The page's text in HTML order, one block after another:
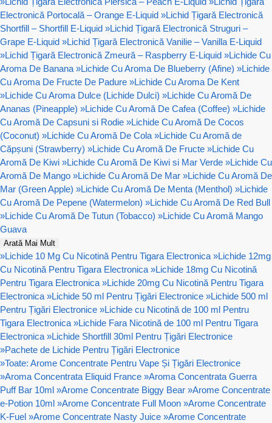
Electronică Portocală – Orange E-Liquid »Lichid Țigară Electronică
Shortfill – Shortfill E-Liquid »Lichid Țigară Electronică Struguri –
Grape E-Liquid »Lichid Țigară Electronică Vanilie – Vanilla E-Liquid
»Lichid Țigară Electronică Zmeură – Raspberry E-Liquid »Lichide Cu
Aroma De Banana »Lichide Cu Aroma De Blueberry (Afine) »Lichide
Cu Aroma De Fructe De Padure »Lichide Cu Aroma De Kent
»Lichide Cu Aroma Dulce (Lichide Dulci) »Lichide Cu Aromă De
Ananas (Pineapple) »Lichide Cu Aromă De Cafea (Coffee) »Lichide
Cu Aromă De Capsuni si Rodie »Lichide Cu Aromă De Cocos
(Coconut) »Lichide Cu Aromă De Cola »Lichide Cu Aromă de
Căpșuni (Strawberry) »Lichide Cu Aromă De Fructe »Lichide Cu
Aromă De Kiwi »Lichide Cu Aromă De Kiwi si Mar Verde »Lichide Cu
Aromă De Mango »Lichide Cu Aromă De Mar »Lichide Cu Aromă De
Mar (Green Apple) »Lichide Cu Aromă De Menta (Menthol) »Lichide
Cu Aromă De Pepene (Watermelon) »Lichide Cu Aromă De Red Bull
»Lichide Cu Aromă De Tutun (Tobacco) »Lichide Cu Aromă Mango
Guava
Arată Mai Mult
»Lichide 10 Mg Cu Nicotină Pentru Tigara Electronica »Lichide 12mg
Cu Nicotină Pentru Tigara Electronica »Lichide 18mg Cu Nicotină
Pentru Tigara Electronica »Lichide 20mg Cu Nicotină Pentru Tigara
Electronica »Lichide 50 ml Pentru Țigări Electronice »Lichide 500 ml
Pentru Țigări Electronice »Lichide cu Nicotină de 100 ml Pentru
Tigara Electronica »Lichide Fara Nicotină de 100 ml Pentru Tigara
Electronica »Lichide Shortfill 30ml Pentru Țigări Electronice
»Pachete de Lichide Pentru Țigări Electronice
»Toate: Arome Concentrate Pentru Vape Și Țigări Electronice
»Aroma Concentrata Eliquid France »Aroma Concentrata Guerra
Puff Bar 10ml »Arome Concentrate Biggy Bear »Arome Concentrate
e-Potion 10ml »Arome Concentrate Full Moon »Arome Concentrate
K-Fuel »Arome Concentrate Nasty Juice »Arome Concentrate